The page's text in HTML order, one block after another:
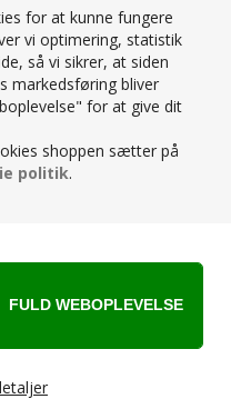
for at kunne fungere
vi optimering, statistik
så vi sikrer, at siden
markedsføring bliver
for at give dit
shoppen sætter på
politik.